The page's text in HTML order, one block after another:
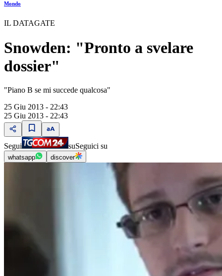
Mondo
IL DATAGATE
Snowden: "Pronto a svelare
dossier"
"Piano B se mi succede qualcosa"
25 Giu 2013 - 22:43
25 Giu 2013 - 22:43
Segui suSeguici su
whatsapp discover